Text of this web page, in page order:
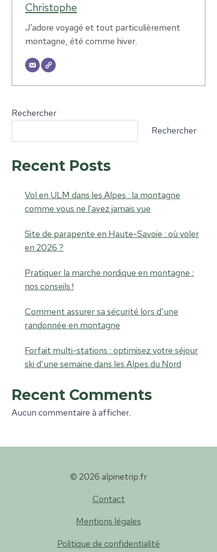
Christophe
J'adore voyagé et tout particulièrement
montagne, été comme hiver.
Rechercher
Rechercher
Recent Posts
Vol en ULM dans les Alpes : la montagne
comme vous ne l’avez jamais vue
Site de parapente en Haute-Savoie : où voler
en 2026 ?
Pratiquer la marche nordique en montagne :
nos conseils !
Comment assurer sa sécurité lors d’une
randonnée en montagne
Forfait multi-stations : optimisez votre séjour
ski d’une semaine dans les Alpes du Nord
Recent Comments
Aucun commentaire à afficher.
© 2026 alpinetrip.fr
Contact
Mentions légales
Politique de confidentialité